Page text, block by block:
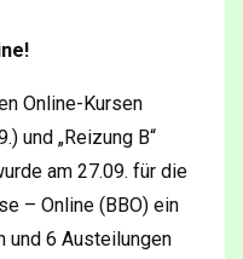
Online-Kursen
und „Reizung B“
am 27.09. für die
– Online (BBO) ein
und 6 Austeilungen